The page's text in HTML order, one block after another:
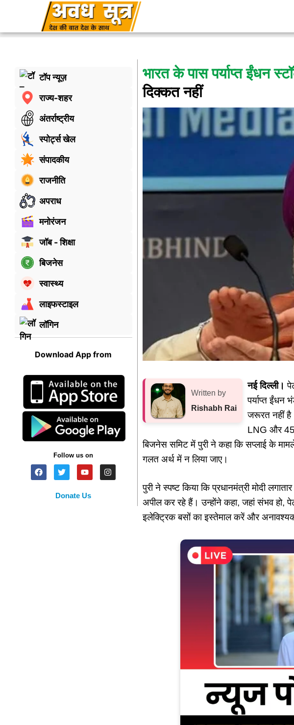
टॉप न्यूज़
राज्य-शहर
अंतर्राष्ट्रीय
स्पोर्ट्स खेल
संपादकीय
राजनीति
अपराध
मनोरंजन
जॉब - शिक्षा
बिजनेस
स्वास्थ्य
लाइफस्टाइल
लॉगिन
Download App from
Follow us on
Donate Us
भारत के पास पर्याप्त ईंधन
दिक्कत नहीं
Written by
Rishabh Rai
नई दिल्ली।
पर्याप्त
जरूरत नहीं
LNG और 45
बिजनेस समिट में पुरी ने कहा कि सप्लाई के
गलत अर्थ में न लिया जाए।
पुरी ने स्पष्ट किया कि प्रधानमंत्री मोदी
अपील कर रहे हैं। उन्होंने कहा, जहां संभव हो,
इलेक्ट्रिक बसों का इस्तेमाल करें और